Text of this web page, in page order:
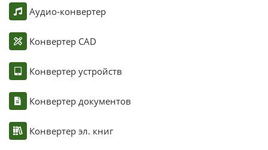
Аудио-конвертер
Конвертер CAD
Конвертер устройств
Конвертер документов
Конвертер эл. книг